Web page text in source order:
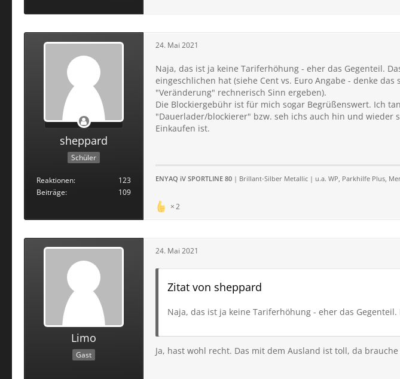
sheppard
Schüler
Reaktionen
123
Beiträge
109
24. Mai 2021
Naja, das ist ja keine Tariferhöhung - eher das Gegenteil.
eingeschlichen hat (siehe Cent vs. Euro Angabe - denke
"Veränderung" rechnerisch Sinn ergeben).
Die Blockiergebühr ist für mich sogar Begrüßenswert. Ich
"Dauerlader/blockierer" bzw. seh ichs auch hin und wieder
Einkaufen ist.
ENYAQ iV SPORTLINE 80 | Brillant-Silber Metallic | u.a. WP, Parkhilfe Plus,
2
Limo
Gast
24. Mai 2021
Zitat von sheppard
Naja, das ist ja keine Tariferhöhung - eher das
Ja, hast wohl recht. Das mit dem Ausland ist toll, da